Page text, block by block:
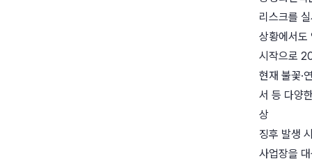
리스크를
상황에서
시작으로
현재 불꽃·
서 등 다양
상
징후 발생
사업장을